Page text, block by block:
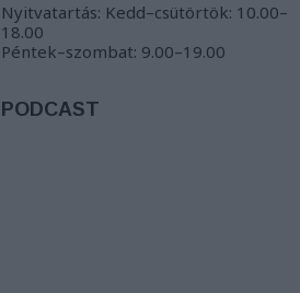
Nyitvatartás: Kedd–csütörtök: 10.00–
18.00
Péntek–szombat: 9.00–19.00
PODCAST